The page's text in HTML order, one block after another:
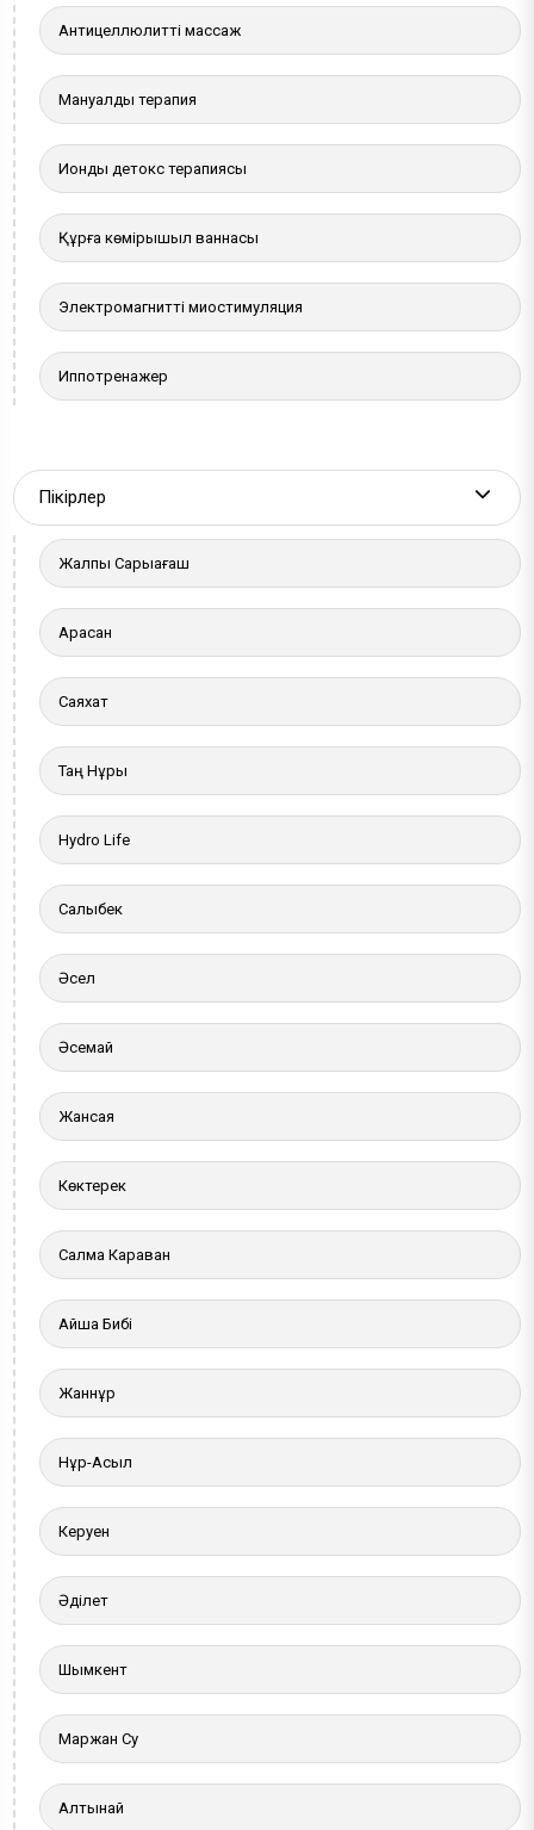
Антицеллюлитті массаж
Мануалды терапия
Иондық детокс терапиясы
Құрғақ көмірқышқыл ваннасы
Электромагнитті миостимуляция
Иппотренажер
Пікірлер More
Жалпы Сарыағаш
Арасан
Саяхат
Таң Нұры
Hydro Life
Салыбек
Әсел
Әсемай
Жансая
Көктерек
Салма Караван
Айша Бибі
Жаннұр
Нұр-Асыл
Керуен
Әділет
Шымкент
Маржан Су
Алтынай